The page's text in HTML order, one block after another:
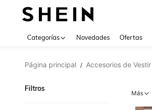
Categorías Novedades Ofertas
Página principal / Accesorios de Vestir
Filtros
Más